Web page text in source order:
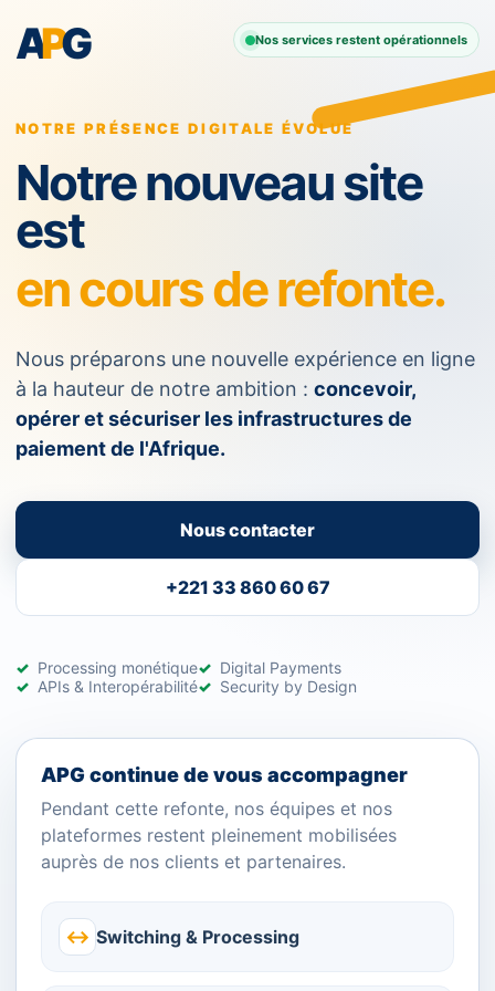
APG Nos services restent opérationnels
NOTRE PRÉSENCE DIGITALE ÉVOLUE
Notre nouveau site
est
en cours de refonte.
Nous préparons une nouvelle expérience en ligne
à la hauteur de notre ambition : concevoir,
opérer et sécuriser les infrastructures de
paiement de l'Afrique.
Nous contacter
+221 33 860 60 67
Processing monétique
Digital Payments
APIs & Interopérabilité
Security by Design
APG continue de vous accompagner
Pendant cette refonte, nos équipes et nos
plateformes restent pleinement mobilisées
auprès de nos clients et partenaires.
↔ Switching & Processing